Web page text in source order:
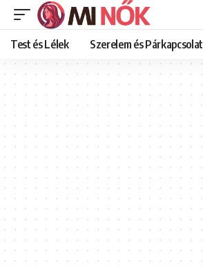
Test és Lélek Szerelem és Párkapcsolat